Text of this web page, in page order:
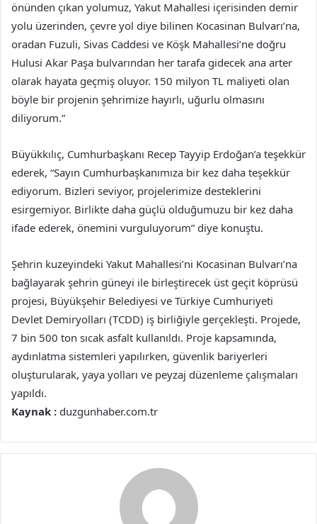
önünden çıkan yolumuz, Yakut Mahallesi içerisinden demir
yolu üzerinden, çevre yol diye bilinen Kocasinan Bulvarı’na,
oradan Fuzuli, Sivas Caddesi ve Köşk Mahallesi’ne doğru
Hulusi Akar Paşa bulvarından her tarafa gidecek ana arter
olarak hayata geçmiş oluyor. 150 milyon TL maliyeti olan
böyle bir projenin şehrimize hayırlı, uğurlu olmasını
diliyorum.”
Büyükkılıç, Cumhurbaşkanı Recep Tayyip Erdoğan’a teşekkür
ederek, “Sayın Cumhurbaşkanımıza bir kez daha teşekkür
ediyorum. Bizleri seviyor, projelerimize desteklerini
esirgemiyor. Birlikte daha güçlü olduğumuzu bir kez daha
ifade ederek, önemini vurguluyorum” diye konuştu.
Şehrin kuzeyindeki Yakut Mahallesi’ni Kocasinan Bulvarı’na
bağlayarak şehrin güneyi ile birleştirecek üst geçit köprüsü
projesi, Büyükşehir Belediyesi ve Türkiye Cumhuriyeti
Devlet Demiryolları (TCDD) iş birliğiyle gerçekleşti. Projede,
7 bin 500 ton sıcak asfalt kullanıldı. Proje kapsamında,
aydınlatma sistemleri yapılırken, güvenlik bariyerleri
oluşturularak, yaya yolları ve peyzaj düzenleme çalışmaları
yapıldı.
Kaynak : duzgunhaber.com.tr